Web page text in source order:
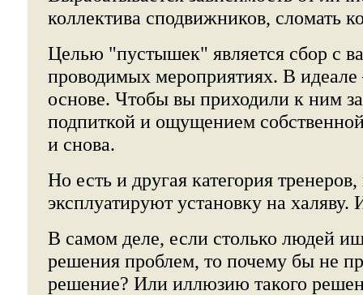
коллектива сподвижников, сломать
Целью "пустышек" является сбор с
проводимых мероприятиях. В идеале
основе. Чтобы вы приходили к ним
подпиткой и ощущением
и снова.
Но есть и другая категория
эксплуатируют установку на
В самом деле, если столько людей
решения проблем, то почему бы не
решение? Или иллюзию такого